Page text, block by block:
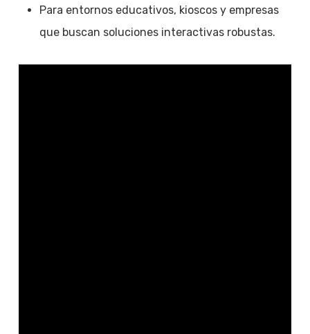
Para entornos educativos, kioscos y empresas
que buscan soluciones interactivas robustas.